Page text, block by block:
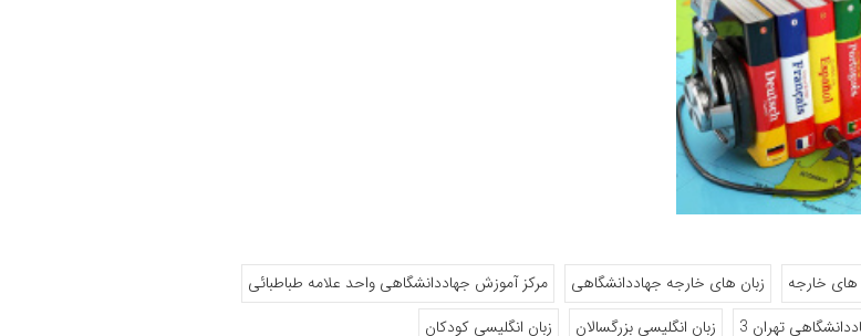
های خارجه زبان های خارجه جهاددانشگاهی
مرکز آموزش جهاددانشگاهی واحد علامه طباطبائی
تهران 3
زبان انگلیسی بزرگسالان زبان انگلیسی کودکان